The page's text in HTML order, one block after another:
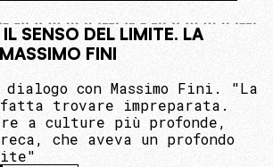
SENSO DEL LIMITE. LA
FINI
dialogo con Massimo Fini. "La
trovare impreparata.
a culture più profonde,
che aveva un profondo